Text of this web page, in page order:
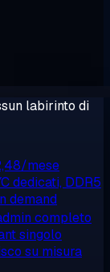
labirinto di
mese
dedicati, DDR5
demand
completo
singolo
su misura